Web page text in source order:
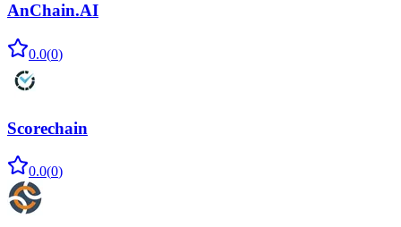
AnChain.AI
0.0(0)
Scorechain
0.0(0)